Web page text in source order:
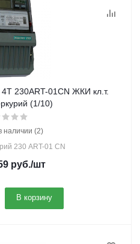
230ART-01CN ЖКИ кл.т.
(1/10)
наличии (2)
230 ART-01 CN
руб./шт
В корзину